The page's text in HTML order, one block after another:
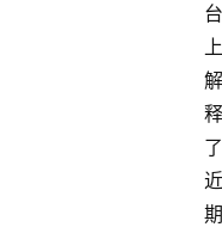
台
上
解
释
了
近
期